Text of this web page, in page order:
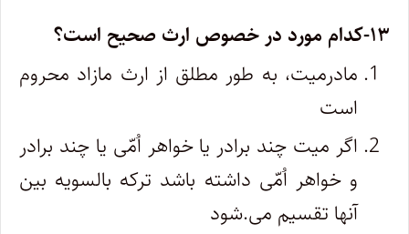
۱۳-کدام مورد در خصوص ارث صحیح است؟
مادرمیت، به طور مطلق از ارث مازاد محروم
است
اگر میت چند برادر یا خواهر اُمّی یا چند برادر
و خواهر اُمّی داشته باشد ترکه بالسویه بین
آنها تقسیم می.شود